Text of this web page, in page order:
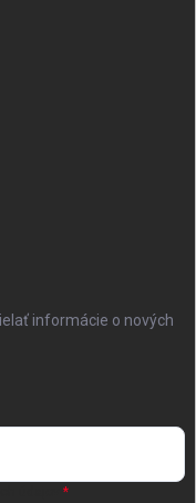
informácie o nových